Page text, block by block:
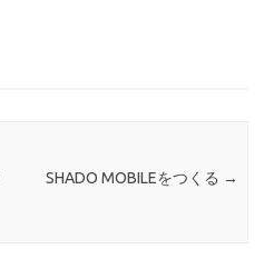
SHADO MOBILEをつくる →